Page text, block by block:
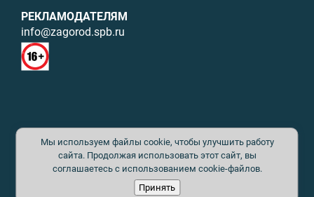
РЕКЛАМОДАТЕЛЯМ
info@zagorod.spb.ru
© ИП Малыщева Б.Л. Все права защищены. Перепечатка материалов
данного сайта возможна только с письменного разрешения. При
цитировании ссылка на www.zagorod.spb.ru обязательна. Редакция не
несет ответственности за содержание рекламных материалов. Все
рекламируемые товары и услуги имеют необходимые сертификаты и
лицензии. Перепечатка любых материалов без письменного согласия
Мы используем файлы cookie, чтобы улучшить работу
сайта. Продолжая использовать этот сайт, вы
соглашаетесь с использованием cookie-файлов.
Принять